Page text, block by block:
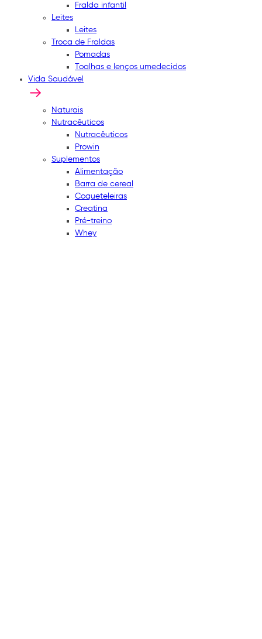
Fralda infantil
Leites
Leites
Troca de Fraldas
Pomadas
Toalhas e lenços umedecidos
Vida Saudável
Naturais
Nutracêuticos
Nutracêuticos
Prowin
Suplementos
Alimentação
Barra de cereal
Coqueteleiras
Creatina
Pré-treino
Whey